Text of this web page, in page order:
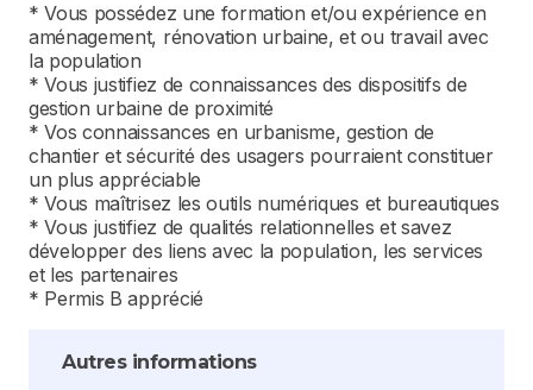
* Vous possédez une formation et/ou expérience en
aménagement, rénovation urbaine, et ou travail avec
la population
* Vous justifiez de connaissances des dispositifs de
gestion urbaine de proximité
* Vos connaissances en urbanisme, gestion de
chantier et sécurité des usagers pourraient constituer
un plus appréciable
* Vous maîtrisez les outils numériques et bureautiques
* Vous justifiez de qualités relationnelles et savez
développer des liens avec la population, les services
et les partenaires
* Permis B apprécié
Autres informations